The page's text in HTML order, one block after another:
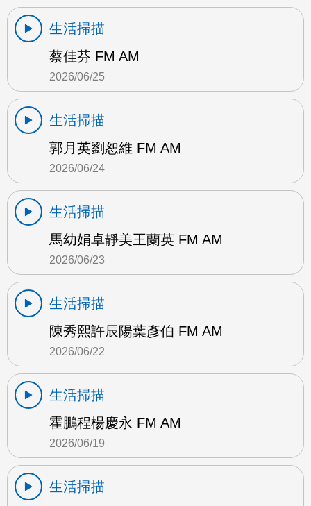
生活掃描
蔡佳芬 FM AM
2026/06/25
生活掃描
郭月英劉恕維 FM AM
2026/06/24
生活掃描
馬幼娟卓靜美王蘭英 FM AM
2026/06/23
生活掃描
陳秀熙許辰陽葉彥伯 FM AM
2026/06/22
生活掃描
霍鵬程楊慶永 FM AM
2026/06/19
生活掃描